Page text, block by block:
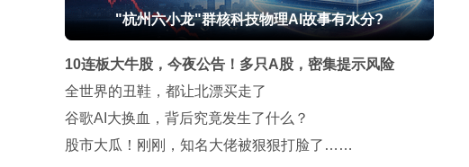
"杭州六小龙"群核科技物理AI故事有水分?
10连板大牛股，今夜公告！多只A股，密集提示风险
全世界的丑鞋，都让北漂买走了
谷歌AI大换血，背后究竟发生了什么？
股市大瓜！刚刚，知名大佬被狠狠打脸了……